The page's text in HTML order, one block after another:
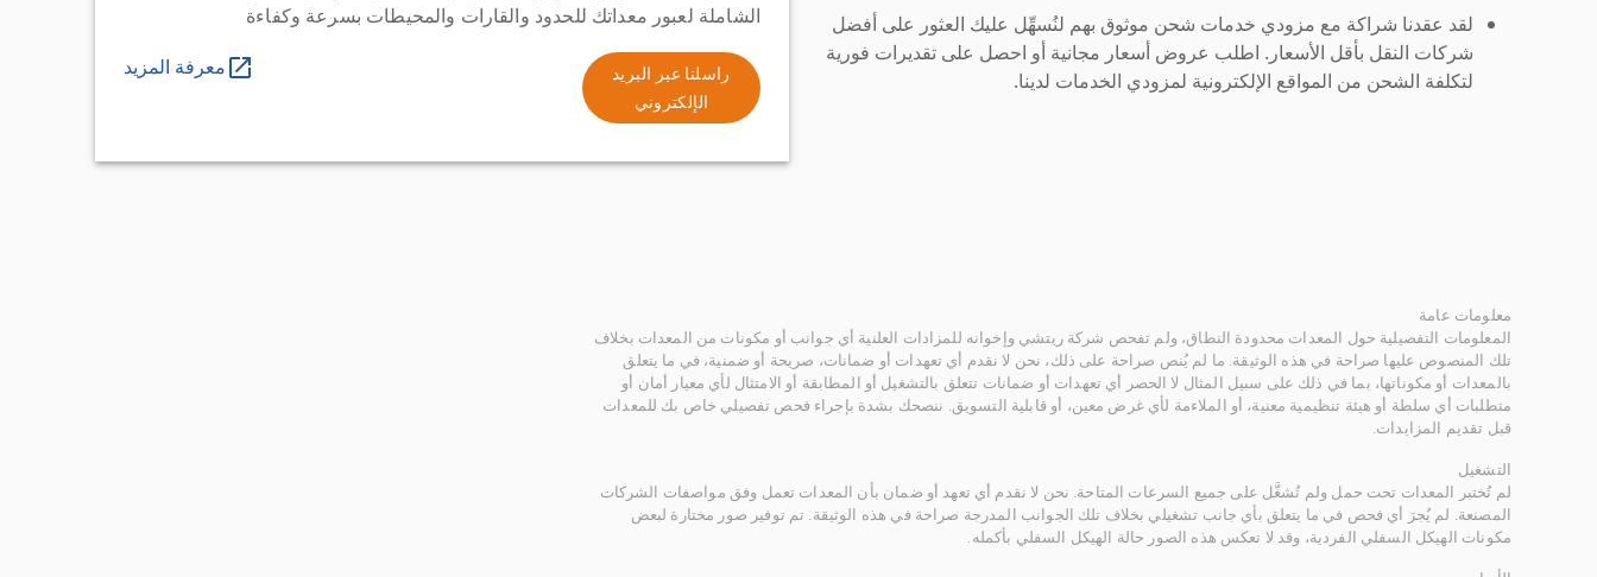
لقد عقدنا شراكة مع مزودي خدمات شحن موثوق بهم لنُسهِّل عليك العثور على أفضل
شركات النقل بأقل الأسعار. اطلب عروض أسعار مجانية أو احصل على تقديرات فورية
لتكلفة الشحن من المواقع الإلكترونية لمزودي الخدمات لدينا.
الشاملة لعبور معداتك للحدود والقارات والمحيطات بسرعة وكفاءة
راسلنا عبر البريد
الإلكتروني
معرفة المزيد
معلومات عامة
المعلومات التفصيلية حول المعدات محدودة النطاق، ولم تفحص شركة ريتشي وإخوانه للمزادات العلنية أي جوانب أو مكونات من المعدات بخلاف
تلك المنصوص عليها صراحة في هذه الوثيقة. ما لم يُنص صراحة على ذلك، نحن لا نقدم أي تعهدات أو ضمانات، صريحة أو ضمنية، في ما يتعلق
بالمعدات أو مكوناتها، بما في ذلك على سبيل المثال لا الحصر أي تعهدات أو ضمانات تتعلق بالتشغيل أو المطابقة أو الامتثال لأي معيار أمان أو
متطلبات أي سلطة أو هيئة تنظيمية معنية، أو الملاءمة لأي غرض معين، أو قابلية التسويق. ننصحك بشدة بإجراء فحص تفصيلي خاص بك للمعدات
قبل تقديم المزايدات.
التشغيل
لم تُختبر المعدات تحت حمل ولم تُشغَّل على جميع السرعات المتاحة. نحن لا نقدم أي تعهد أو ضمان بأن المعدات تعمل وفق مواصفات الشركات
المصنعة. لم يُجرَ أي فحص في ما يتعلق بأي جانب تشغيلي بخلاف تلك الجوانب المدرجة صراحة في هذه الوثيقة. تم توفير صور مختارة لبعض
مكونات الهيكل السفلي الفردية، وقد لا تعكس هذه الصور حالة الهيكل السفلي بأكمله.